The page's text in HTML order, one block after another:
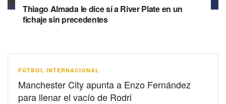
Thiago Almada le dice sí a River Plate en un
fichaje sin precedentes
FÚTBOL INTERNACIONAL
Manchester City apunta a Enzo Fernández
para llenar el vacío de Rodri